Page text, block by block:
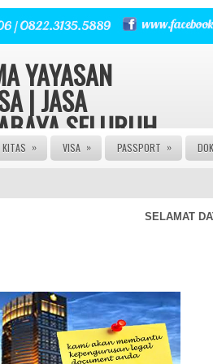
YAYASAN
| JASA
SELURUH
Izin PT CV FIRMA
| JASA PASPOR RUSAK |
PASPOR | JASA PEMBUATAN
KITAS » VISA » PASSPORT »
SELAMAT